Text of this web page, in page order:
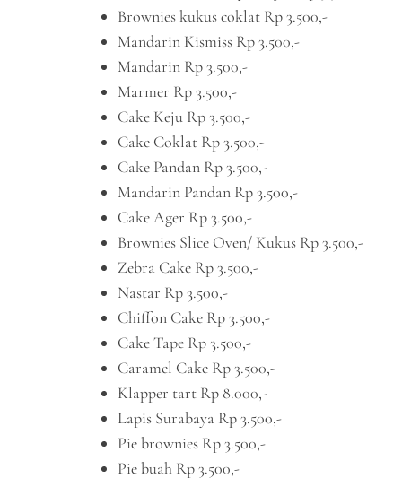
Brownies kukus coklat Rp 3.500,-
Mandarin Kismiss Rp 3.500,-
Mandarin Rp 3.500,-
Marmer Rp 3.500,-
Cake Keju Rp 3.500,-
Cake Coklat Rp 3.500,-
Cake Pandan Rp 3.500,-
Mandarin Pandan Rp 3.500,-
Cake Ager Rp 3.500,-
Brownies Slice Oven/ Kukus Rp 3.500,-
Zebra Cake Rp 3.500,-
Nastar Rp 3.500,-
Chiffon Cake Rp 3.500,-
Cake Tape Rp 3.500,-
Caramel Cake Rp 3.500,-
Klapper tart Rp 8.000,-
Lapis Surabaya Rp 3.500,-
Pie brownies Rp 3.500,-
Pie buah Rp 3.500,-